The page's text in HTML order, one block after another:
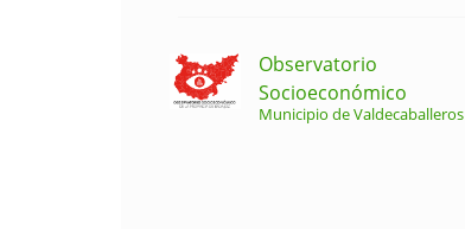
Observatorio
Socioeconómico
Municipio de Valdecaballeros